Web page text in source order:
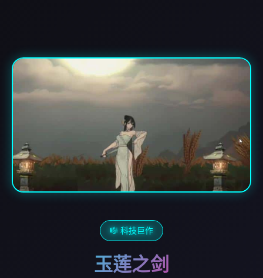
🎼 科技巨作
玉莲之剑